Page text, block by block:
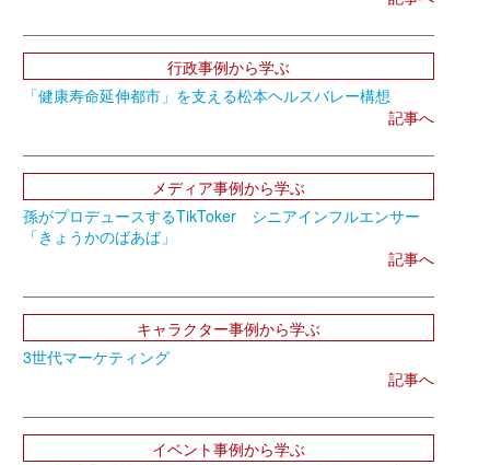
行政事例から学ぶ
「健康寿命延伸都市」を支える松本ヘルスバレー構想
記事へ
メディア事例から学ぶ
孫がプロデュースするTikToker シニアインフルエンサー
「きょうかのばあば」
記事へ
キャラクター事例から学ぶ
3世代マーケティング
記事へ
イベント事例から学ぶ